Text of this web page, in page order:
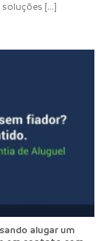
[...]
alugar um